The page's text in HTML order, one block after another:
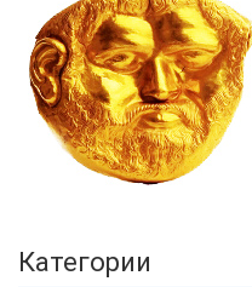
Категории